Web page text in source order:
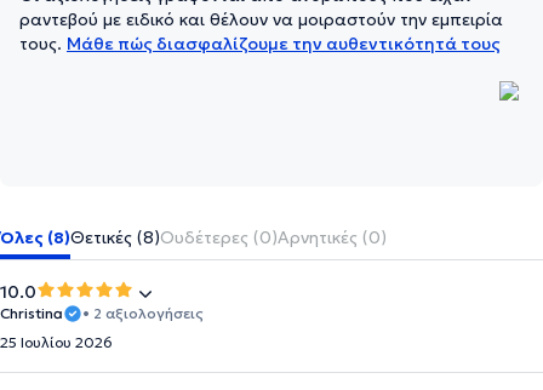
ραντεβού με ειδικό και θέλουν να μοιραστούν την εμπειρία
τους. Μάθε πώς διασφαλίζουμε την αυθεντικότητά τους
Όλες (8)Θετικές (8)Ουδέτερες (0)Αρνητικές (0)
10.0
Christina
• 2 αξιολογήσεις
25 Ιουλίου 2026